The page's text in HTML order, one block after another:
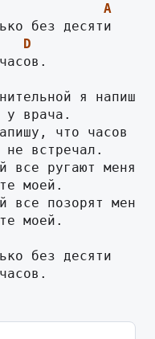
A
D
я напишу,
у врача.
что часов
не встречал.
все ругают меня
моей.
все позорят меня
моей.
без десяти